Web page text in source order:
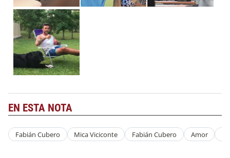
EN ESTA NOTA
Fabián Cubero Mica Viciconte Fabián Cubero Amor